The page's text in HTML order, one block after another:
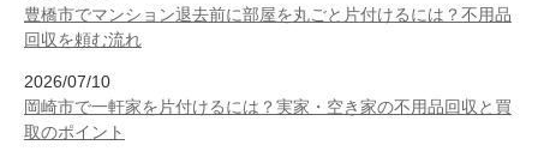
豊橋市でマンション退去前に部屋を丸ごと片付けるには？不用品
回収を頼む流れ
2026/07/10
岡崎市で一軒家を片付けるには？実家・空き家の不用品回収と買
取のポイント